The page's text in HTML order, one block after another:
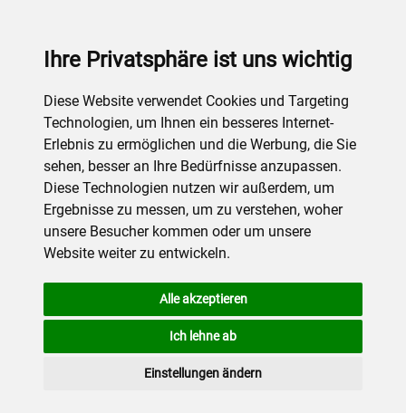
Ihre Privatsphäre ist uns wichtig
Diese Website verwendet Cookies und Targeting
Technologien, um Ihnen ein besseres Internet-
Erlebnis zu ermöglichen und die Werbung, die Sie
sehen, besser an Ihre Bedürfnisse anzupassen.
Diese Technologien nutzen wir außerdem, um
Ergebnisse zu messen, um zu verstehen, woher
unsere Besucher kommen oder um unsere
Website weiter zu entwickeln.
Alle akzeptieren
Ich lehne ab
Einstellungen ändern